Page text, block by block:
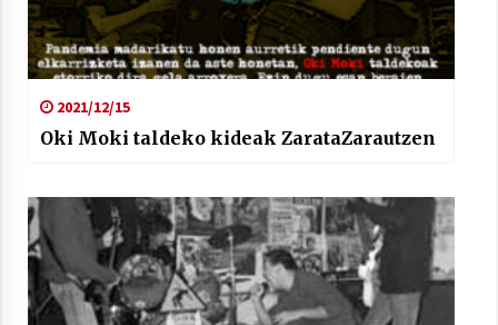
2021/12/15
Oki Moki taldeko kideak ZarataZarautzen